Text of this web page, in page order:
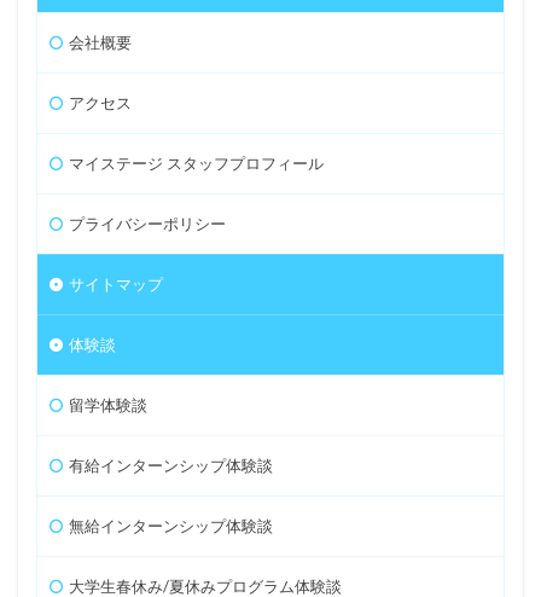
会社概要
アクセス
マイステージ スタッフプロフィール
プライバシーポリシー
サイトマップ
体験談
留学体験談
有給インターンシップ体験談
無給インターンシップ体験談
大学生春休み/夏休みプログラム体験談